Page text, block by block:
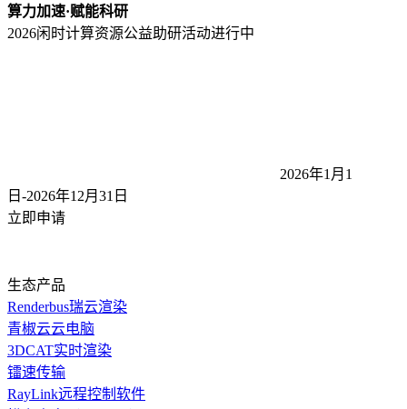
算力加速·赋能科研
2026闲时计算资源公益助研活动进行中
2026年1月1
日-2026年12月31 日
立即申请
生态产品
Renderbus瑞云渲染
青椒云云电脑
3DCAT实时渲染
镭速传输
RayLink远程控制软件